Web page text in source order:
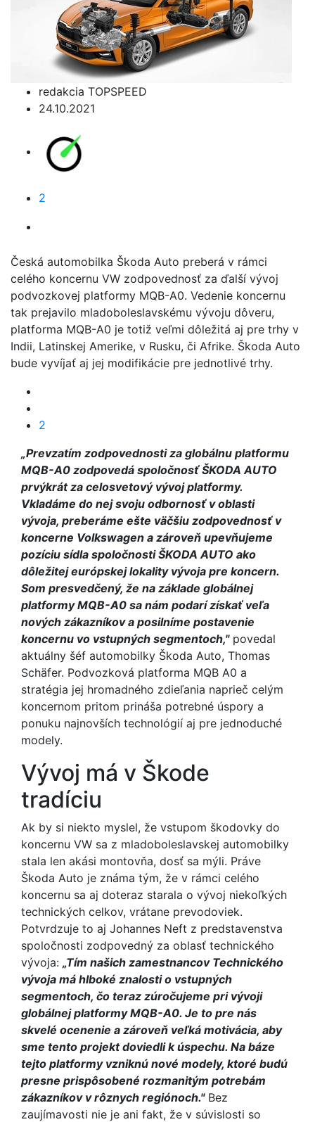
redakcia TOPSPEED
24.10.2021
2
Česká automobilka Škoda Auto preberá v rámci
celého koncernu VW zodpovednosť za ďalší vývoj
podvozkovej platformy MQB-A0. Vedenie koncernu
tak prejavilo mladoboleslavskému vývoju dôveru,
platforma MQB-A0 je totiž veľmi dôležitá aj pre trhy v
Indii, Latinskej Amerike, v Rusku, či Afrike. Škoda Auto
bude vyvíjať aj jej modifikácie pre jednotlivé trhy.
2
„Prevzatím zodpovednosti za globálnu platformu
MQB-A0 zodpovedá spoločnosť ŠKODA AUTO
prvýkrát za celosvetový vývoj platformy.
Vkladáme do nej svoju odbornosť v oblasti
vývoja, preberáme ešte väčšiu zodpovednosť v
koncerne Volkswagen a zároveň upevňujeme
pozíciu sídla spoločnosti ŠKODA AUTO ako
dôležitej európskej lokality vývoja pre koncern.
Som presvedčený, že na základe globálnej
platformy MQB-A0 sa nám podarí získať veľa
nových zákazníkov a posilníme postavenie
koncernu vo vstupných segmentoch,"povedal
aktuálny šéf automobilky Škoda Auto, Thomas
Schäfer. Podvozková platforma MQB A0 a
stratégia jej hromadného zdieľania naprieč celým
koncernom pritom prináša potrebné úspory a
ponuku najnovších technológií aj pre jednoduché
modely.
Vývoj má v Škode
tradíciu
Ak by si niekto myslel, že vstupom škodovky do
koncernu VW sa z mladoboleslavskej automobilky
stala len akási montovňa, dosť sa mýli. Práve
Škoda Auto je známa tým, že v rámci celého
koncernu sa aj doteraz starala o vývoj niekoľkých
technických celkov, vrátane prevodoviek.
Potvrdzuje to aj Johannes Neft z predstavenstva
spoločnosti zodpovedný za oblasť technického
vývoja: „Tím našich zamestnancov Technického
vývoja má hlboké znalosti o vstupných
segmentoch, čo teraz zúročujeme pri vývoji
globálnej platformy MQB-A0. Je to pre nás
skvelé ocenenie a zároveň veľká motivácia, aby
sme tento projekt doviedli k úspechu. Na báze
tejto platformy vzniknú nové modely, ktoré budú
presne prispôsobené rozmanitým potrebám
zákazníkov v rôznych regiónoch."Bez
zaujímavosti nie je ani fakt, že v súvislosti so